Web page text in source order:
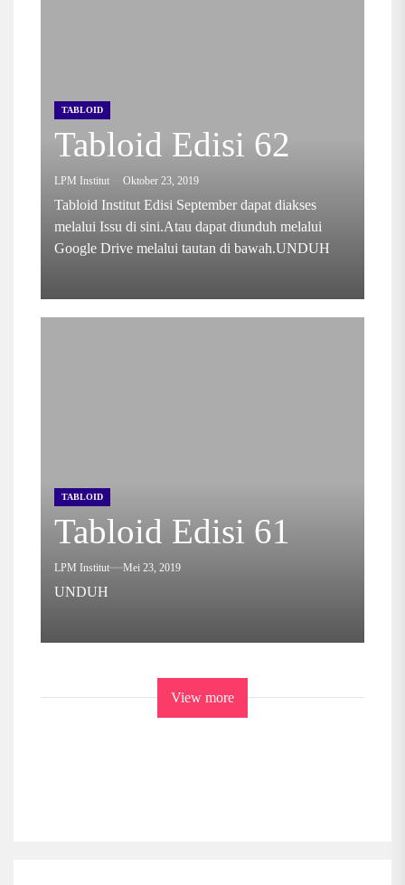
TABLOID
Tabloid Edisi 62
LPM Institut Oktober 23, 2019
Tabloid Institut Edisi September dapat diakses
melalui Issu di sini.Atau dapat diunduh melalui
Google Drive melalui tautan di bawah.UNDUH
TABLOID
Tabloid Edisi 61
LPM Institut Mei 23, 2019
UNDUH
View more